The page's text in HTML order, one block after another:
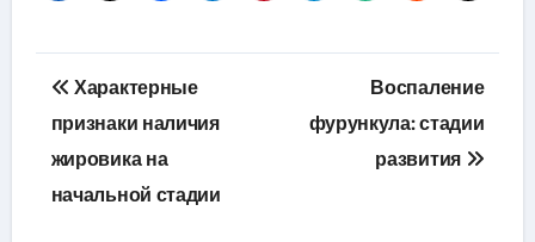
Навигация
по
записям
Характерные
признаки наличия
жировика на
начальной стадии
Воспаление
фурункула: стадии
развития